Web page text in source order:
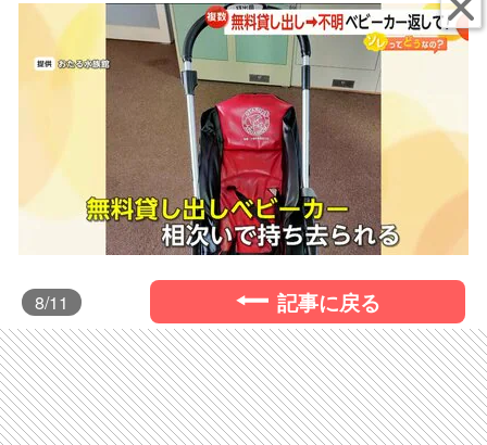
8/11 記事に戻る